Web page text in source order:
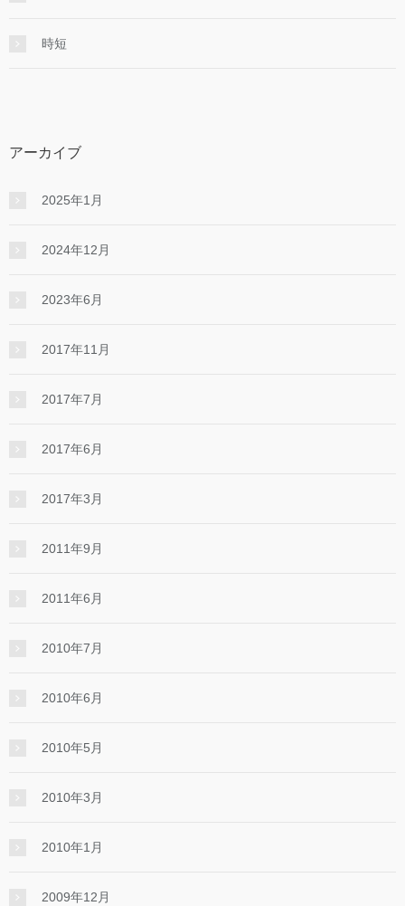
時短
アーカイブ
2025年1月
2024年12月
2023年6月
2017年11月
2017年7月
2017年6月
2017年3月
2011年9月
2011年6月
2010年7月
2010年6月
2010年5月
2010年3月
2010年1月
2009年12月